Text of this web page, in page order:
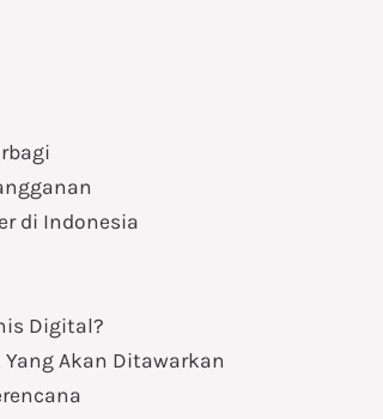
di Indonesia
Digital?
Akan Ditawarkan